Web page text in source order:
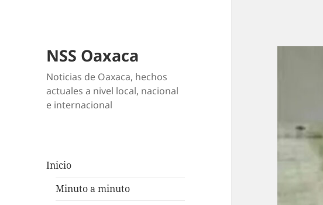
NSS Oaxaca
Noticias de Oaxaca, hechos
actuales a nivel local, nacional
e internacional
Inicio
Minuto a minuto